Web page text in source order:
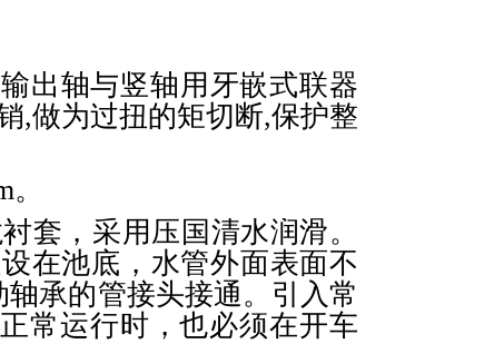
出轴与竖轴用牙嵌式联器
,做为过扭的矩切断,保护整
套，采用压国清水润滑。
在池底，水管外面表面不
承的管接头接通。引入常
常运行时，也必须在开车